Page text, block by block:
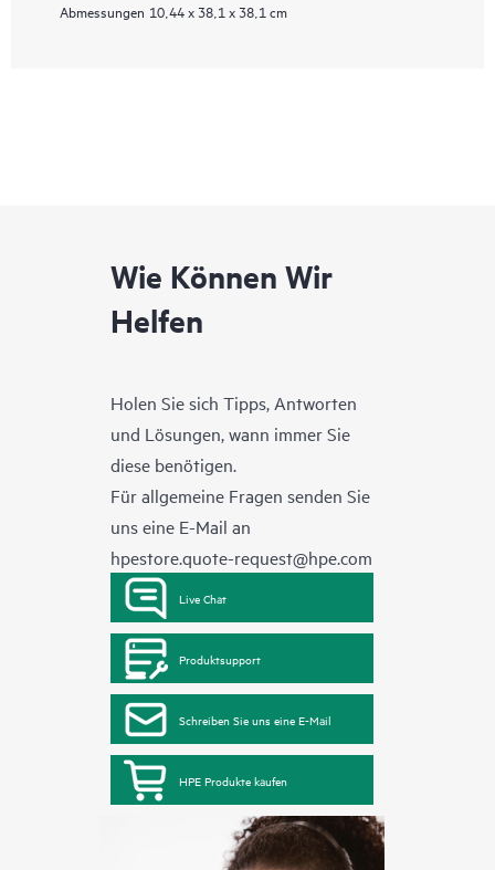
Abmessungen 10,44 x 38,1 x 38,1 cm
Wie Können Wir
Helfen
Holen Sie sich Tipps, Antworten
und Lösungen, wann immer Sie
diese benötigen.
Für allgemeine Fragen senden Sie
uns eine E-Mail an
hpestore.quote-request@hpe.com
Live Chat
Produktsupport
Schreiben Sie uns eine E-Mail
HPE Produkte kaufen